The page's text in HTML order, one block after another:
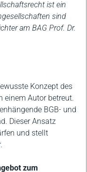
ist ein
sind
am BAG Prof. Dr.
Konzept des
einem Autor betreut.
BGB- und
Dieser Ansatz
und stellt
zum